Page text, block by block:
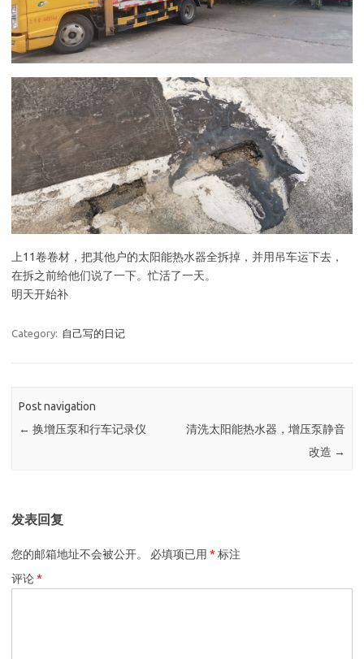
上11卷卷材，把其他户的太阳能热水器全拆掉，并用吊车运下去，
在拆之前给他们说了一下。忙活了一天。
明天开始补
Category: 自己写的日记
Post navigation
← 换增压泵和行车记录仪
清洗太阳能热水器，增压泵静音
改造 →
发表回复
您的邮箱地址不会被公开。 必填项已用 * 标注
评论*